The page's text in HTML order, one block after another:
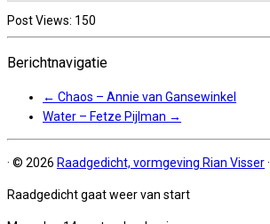
Post Views: 150
Berichtnavigatie
← Chaos – Annie van Gansewinkel
Water – Fetze Pijlman →
· © 2026 Raadgedicht, vormgeving Rian Visser·
Raadgedicht gaat weer van start